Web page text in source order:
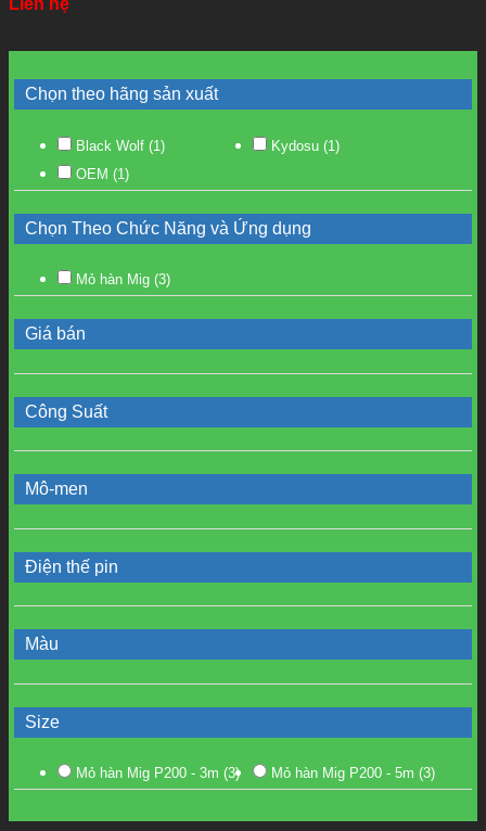
Liên hệ
Chọn theo hãng sản xuất
Black Wolf (1) Kydosu (1)
OEM (1)
Chọn Theo Chức Năng và Ứng dụng
Mỏ hàn Mig (3)
Giá bán
Công Suất
Mô-men
Điện thế pin
Màu
Size
Mỏ hàn Mig P200 - 3m (3) Mỏ hàn Mig P200 - 5m (3)